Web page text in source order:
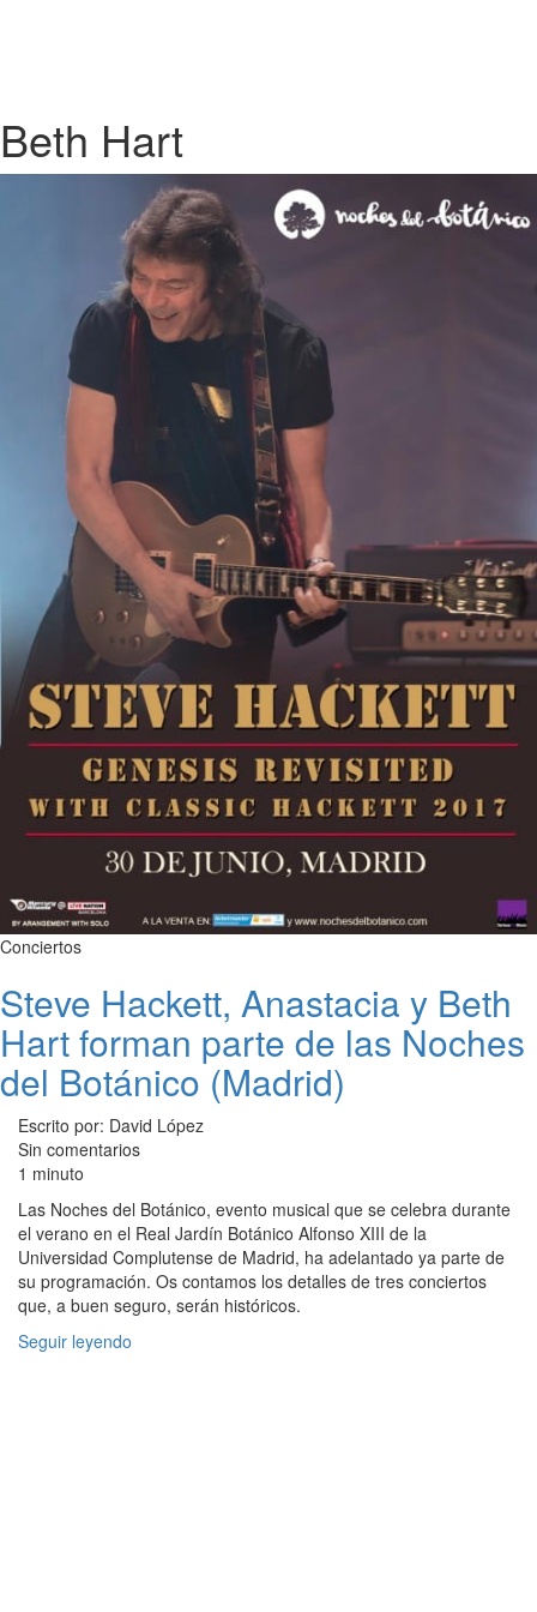
Beth Hart
Conciertos
Steve Hackett, Anastacia y Beth
Hart forman parte de las Noches
del Botánico (Madrid)
Escrito por: David López
Sin comentarios
1 minuto
Las Noches del Botánico, evento musical que se celebra durante
el verano en el Real Jardín Botánico Alfonso XIII de la
Universidad Complutense de Madrid, ha adelantado ya parte de
su programación. Os contamos los detalles de tres conciertos
que, a buen seguro, serán históricos.
Seguir leyendo